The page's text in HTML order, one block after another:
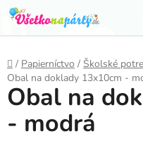
Prejsť
na
obsah
Domov
/ Papierníctvo / Školské
Obal na doklady 13x10cm -
Obal na
- modrá